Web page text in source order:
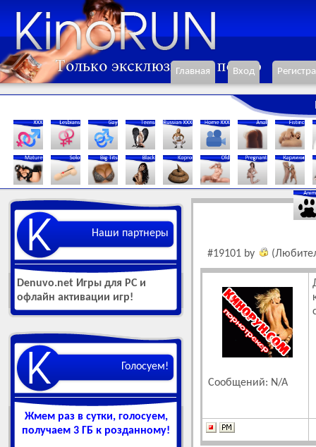
Главная Вход
Наши партнеры
Denuvo.net Игры для РС и
офлайн активации игр!
Голосуем!
Жмем раз в сутки, голосуем,
получаем 3 ГБ к розданному!
#19101 by
Сообщений: N/A